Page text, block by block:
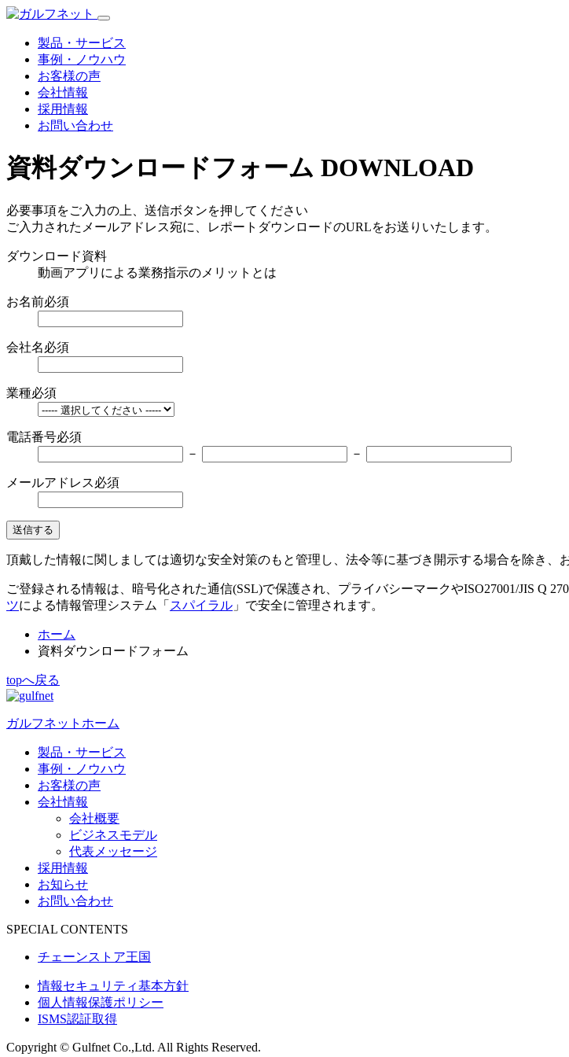
製品・サービス
事例・ノウハウ
お客様の声
会社情報
採用情報
お問い合わせ
資料ダウンロードフォーム DOWNLOAD
必要事項をご入力の上、送信ボタンを押してください
ご入力されたメールアドレス宛に、レポートダウンロードのURLをお送りいたします。
ダウンロード資料
動画アプリによる業務指示のメリットとは
お名前必須
会社名必須
業種必須
電話番号必須
－
－
メールアドレス必須
送信する
頂戴した情報に関しましては適切な安全対策のもと管理し、法令等に基づき開示する場合を除き
ご登録される情報は、暗号化された通信(SSL)で保護され、プライバシーマークやISO27001/JIS Q
ツによる情報管理システム「 スパイラル 」で安全に管理されます。
ホーム
資料ダウンロードフォーム
topへ戻る
ガルフネットホーム
製品・サービス
事例・ノウハウ
お客様の声
会社情報
会社概要
ビジネスモデル
代表メッセージ
採用情報
お知らせ
お問い合わせ
SPECIAL CONTENTS
チェーンストア王国
情報セキュリティ基本方針
個人情報保護ポリシー
ISMS認証取得
Copyright © Gulfnet Co.,Ltd. All Rights Reserved.